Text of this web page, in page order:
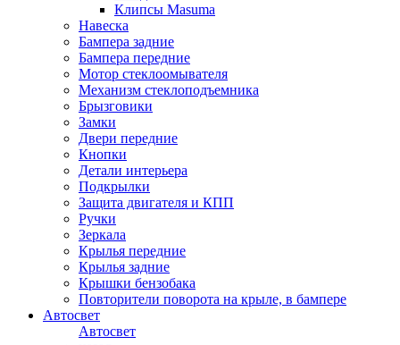
Клипсы Masuma
Навеска
Бампера задние
Бампера передние
Мотор стеклоомывателя
Механизм стеклоподъемника
Брызговики
Замки
Двери передние
Кнопки
Детали интерьера
Подкрылки
Защита двигателя и КПП
Ручки
Зеркала
Крылья передние
Крылья задние
Крышки бензобака
Повторители поворота на крыле, в бампере
Автосвет
Автосвет